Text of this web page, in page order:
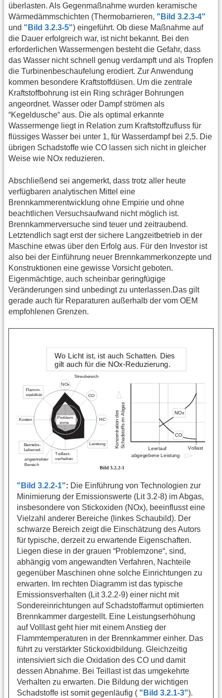
überlasten. Als Gegenmaßnahme wurden keramische
Wärmedämmschichten (Thermobarrieren, "Bild 3.2.3-4"
und "Bild 3.2.3-5") eingeführt. Ob diese Maßnahme auf
die Dauer erfolgreich war, ist nicht bekannt. Bei den
erforderlichen Wassermengen besteht die Gefahr, dass
das Wasser nicht schnell genug verdampft und als Tropfen
die Turbinenbeschaufelung erodiert. Zur Anwendung
kommen besondere Kraftstoffdüsen. Um die zentrale
Kraftstoffbohrung ist ein Ring schräger Bohrungen
angeordnet. Wasser oder Dampf strömen als
“Kegeldusche“ aus. Die als optimal erkannte
Wassermenge liegt in Relation zum Kraftstoffzufluss für
flüssiges Wasser bei unter 1, für Wasserdampf bei 2,5. Die
übrigen Schadstoffe wie CO lassen sich nicht in gleicher
Weise wie NOx reduzieren.
Abschließend sei angemerkt, dass trotz aller heute
verfügbaren analytischen Mittel eine
Brennkammerentwicklung ohne Empirie und ohne
beachtlichen Versuchsaufwand nicht möglich ist.
Brennkammerversuche sind teuer und zeitraubend.
Letztendlich sagt erst der sichere Langzeitbetrieb in der
Maschine etwas über den Erfolg aus. Für den Investor ist
also bei der Einführung neuer Brennkammerkonzepte und
Konstruktionen eine gewisse Vorsicht geboten.
Eigenmächtige, auch scheinbar geringfügige
Veränderungen sind unbedingt zu unterlassen.Das gilt
gerade auch für Reparaturen außerhalb der vom OEM
empfohlenen Grenzen.
"Bild 3.2.2-1": Die Einführung von Technologien zur
Minimierung der Emissionswerte (Lit 3.2-8) im Abgas,
insbesondere von Stickoxiden (NOx), beeinflusst eine
Vielzahl anderer Bereiche (linkes Schaubild). Der
schwarze Bereich zeigt die Einschätzung des Autors
für typische, derzeit zu erwartende Eigenschaften.
Liegen diese in der grauen “Problemzone“, sind,
abhängig vom angewandten Verfahren, Nachteile
gegenüber Maschinen ohne solche Einrichtungen zu
erwarten. Im rechten Diagramm ist das typische
Emissionsverhalten (Lit 3.2.2-9) einer nicht mit
Sondereinrichtungen auf Schadstoffarmut optimierten
Brennkammer dargestellt. Eine Leistungserhöhung
auf Volllast geht hier mit einem Anstieg der
Flammtemperaturen in der Brennkammer einher. Das
führt zu verstärkter Stickoxidbildung. Gleichzeitig
intensiviert sich die Oxidation des CO und damit
dessen Abnahme. Bei Teillast ist das umgekehrte
Verhalten zu erwarten. Die Bildung der wichtigen
Schadstoffe ist somit gegenläufig ( "Bild 3.2.1-3").